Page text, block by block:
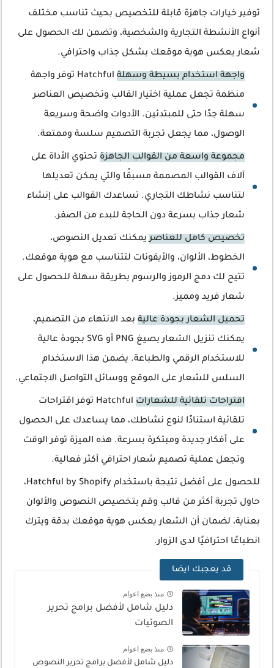
توفير خيارات جاهزة قابلة للتخصيص بحيث تناسب مختلف
أنواع الأنشطة التجارية والشخصية، وتضمن لك الحصول على
شعار يعكس هوية موقعك بشكل جذاب واحترافي.
واجهة استخدام بسيطة وسهلة
Hatchful توفر واجهة
منظمة تجعل عملية اختيار القالب وتخصيص العناصر
سهلة جدًا حتى للمبتدئين. الأدوات واضحة وسريعة
الوصول، مما يجعل تجربة التصميم سلسة وممتعة.
مجموعة واسعة من القوالب الجاهزة تحتوي الأداة على
آلاف القوالب المصممة مسبقًا والتي يمكن تعديلها
لتناسب نشاطك التجاري. تساعدك القوالب على إنشاء
شعار جذاب بسرعة دون الحاجة للبدء من الصفر.
تخصيص كامل للعناصريمكنك تعديل النصوص،
الخطوط، الألوان، والأيقونات لتتناسب مع هوية موقعك.
تتيح لك دمج الرموز والرسوم بطريقة سهلة للحصول على
شعار فريد ومميز.
تحميل الشعار بجودة عالية بعد الانتهاء من التصميم،
يمكنك تنزيل الشعار بصيغ PNG أو SVG بجودة عالية
للاستخدام الرقمي والطباعة. يضمن هذا الاستخدام
السلس للشعار على الموقع ووسائل التواصل الاجتماعي.
اقتراحات تلقائية للشعارات
Hatchful توفر اقتراحات
تلقائية استنادًا لنوع نشاطك، مما يساعدك على الحصول
على أفكار جديدة ومبتكرة بسرعة. هذه الميزة توفر الوقت
وتجعل عملية تصميم شعار احترافي أكثر فعالية.
للحصول على أفضل نتيجة باستخدام Hatchful by Shopify،
حاول تجربة أكثر من قالب وقم بتخصيص النصوص والألوان
بعناية، لضمان أن الشعار يعكس هوية موقعك بدقة ويترك
انطباعًا احترافيًا لدى الزوار.
قد يعجبك ايضا
منذ بضع اعوام
دليل شامل لأفضل برامج تحرير
الصوتيات
منذ بضع اعوام
دليل شامل لأفضل برامج تحرير النصوص